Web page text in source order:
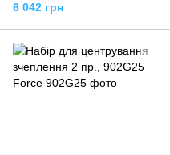
6 042 грн